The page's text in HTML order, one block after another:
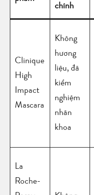
chính
Clinique
High
Impact
Mascara
Không
hương
liệu, đã
kiểm
nghiệm
nhãn
khoa
La
Roche-